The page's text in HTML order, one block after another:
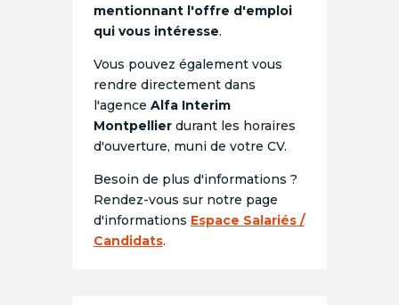
mentionnant l'offre d'emploi
qui vous intéresse.
Vous pouvez également vous
rendre directement dans
l'agence Alfa Interim
Montpellierdurant les horaires
d'ouverture, muni de votre CV.
Besoin de plus d'informations ?
Rendez-vous sur notre page
d'informations Espace Salariés /
Candidats.